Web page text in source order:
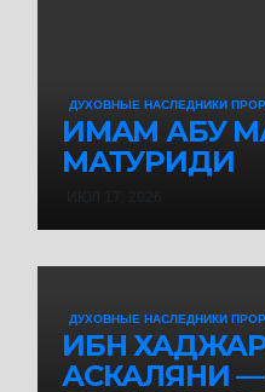
ДУХОВНЫЕ НАСЛЕДНИКИ
ИМАМ АБУ
МАТУРИДИ
ДУХОВНЫЕ НАСЛЕДНИКИ
ИБН
АСКАЛЯНИ